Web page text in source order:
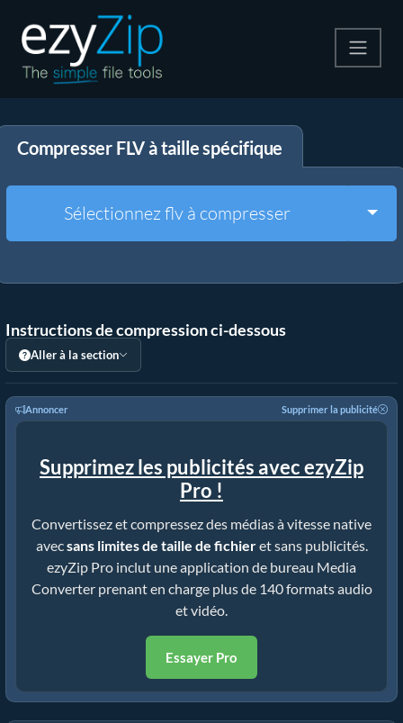
Décompresser
Autres outils
Compresser FLV à taille spécifique
Sélectionnez flv à compresser
Instructions de compression ci-dessous
Aller à la section
Annoncer Supprimer la publicité
Supprimez les publicités avec ezyZip
Pro !
Convertissez et compressez des médias à vitesse native
avecsans limites de taille de fichieret sans publicités.
ezyZip Pro inclut une application de bureau Media
Converter prenant en charge plus de 140 formats audio
et vidéo.
Essayer Pro